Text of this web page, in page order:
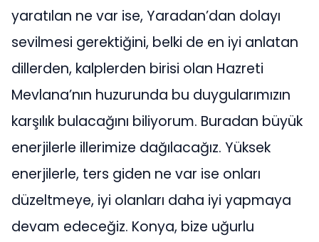
yaratılan ne var ise, Yaradan’dan dolayı
sevilmesi gerektiğini, belki de en iyi anlatan
dillerden, kalplerden birisi olan Hazreti
Mevlana’nın huzurunda bu duygularımızın
karşılık bulacağını biliyorum. Buradan büyük
enerjilerle illerimize dağılacağız. Yüksek
enerjilerle, ters giden ne var ise onları
düzeltmeye, iyi olanları daha iyi yapmaya
devam edeceğiz. Konya, bize uğurlu